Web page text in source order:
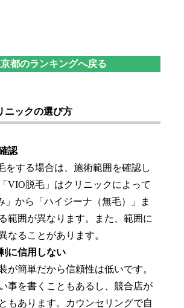
都のランキングへ戻る
ニックの選び方
認
をする場合は、施術範囲を確認し
VIO脱毛」はクリニックによって
」から「ハイジーナ（無毛）」ま
範囲が異なります。また、範囲に
なることがあります。
に信用しない
が簡単だから信頼性は低いです。
事を書くこともあるし、競合店が
もあります。カウンセリングで自